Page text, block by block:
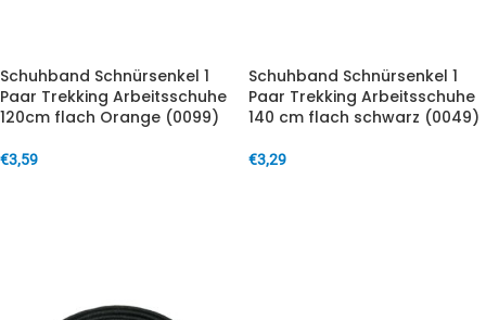
Schuhband Schnürsenkel 1
Paar Trekking Arbeitsschuhe
120cm flach Orange (0099)
€3,59
Schuhband Schnürsenkel 1
Paar Trekking Arbeitsschuhe
140 cm flach schwarz (0049)
€3,29